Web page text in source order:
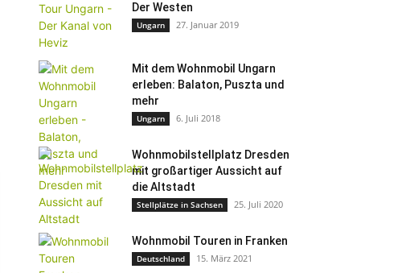
Der Westen
Ungarn 27. Januar 2019
Mit dem Wohnmobil Ungarn
erleben: Balaton, Puszta und
mehr
Ungarn 6. Juli 2018
Wohnmobilstellplatz Dresden
mit großartiger Aussicht auf
die Altstadt
Stellplätze in Sachsen 25. Juli 2020
Wohnmobil Touren in Franken
Deutschland 15. März 2021